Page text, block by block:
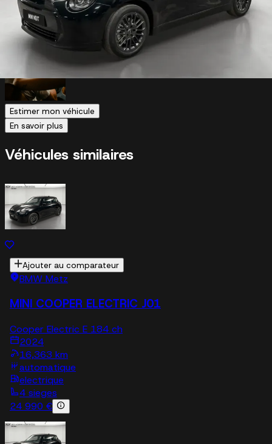
Cette MINI COOPER ELECTRIC J01 vous plaît ?
Nous reprenons votre véhicule actuel sans engagement.
Estimer mon véhicule
En savoir plus
Véhicules similaires
Ajouter au comparateur
BMW Metz
MINI COOPER ELECTRIC J01
Cooper Electric E 184 ch
2024
16,363 km
automatique
electrique
4 sieges
24 990 €